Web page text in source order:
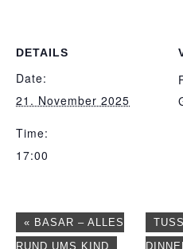
DETAILS
Date:
21. November 2025
Time:
17:00
« BASAR – ALLES
RUND UMS KIND